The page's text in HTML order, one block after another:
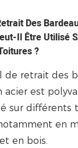
Des
Il Être Utilisé
?
de retrait des
acier est
sur différents
en
en bois.